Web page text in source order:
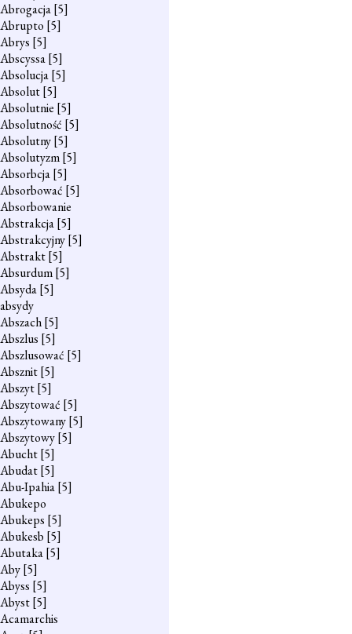
Abrogacja[5]
Abrupto [5]
Abrys [5]
Abscyssa[5]
Absolucja[5]
Absolut[5]
Absolutnie [5]
Absolutność [5]
Absolutny[5]
Absolutyzm[5]
Absorbcja[5]
Absorbować [5]
Absorbowanie
Abstrakcja[5]
Abstrakcyjny[5]
Abstrakt[5]
Absurdum[5]
Absyda[5]
absydy
Abszach[5]
Abszlus [5]
Abszlusować [5]
Absznit[5]
Abszyt[5]
Abszytować [5]
Abszytowany[5]
Abszytowy[5]
Abucht[5]
Abudat[5]
Abu-Ipahia[5]
Abukepo
Abukeps [5]
Abukesb [5]
Abutaka[5]
Aby[5]
Abyss [5]
Abyst[5]
Acamarchis